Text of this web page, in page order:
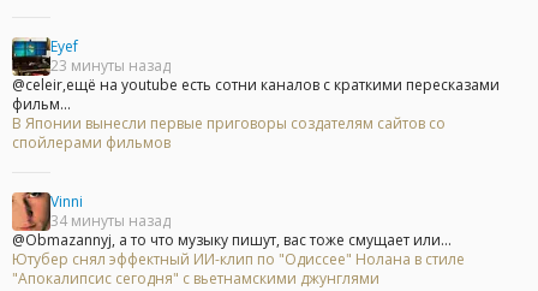
Eyef
23 минуты назад
@celeir,ещё на youtube есть сотни каналов с краткими пересказами
фильм...
В Японии вынесли первые приговоры создателям сайтов со
спойлерами фильмов
Vinni
34 минуты назад
@Obmazannyj, а то что музыку пишут, вас тоже смущает или...
Ютубер снял эффектный ИИ-клип по "Одиссее" Нолана в стиле
"Апокалипсис сегодня" с вьетнамскими джунглями